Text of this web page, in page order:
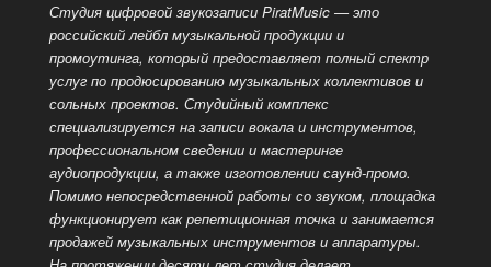
Студия цифровой звукозаписи PiratMusic — это
российский лейбл музыкальной продукции и
промоутинга, который предоставляет полный спектр
услуг по продюсированию музыкальных коллективов и
сольных проектов. Студийный комплекс
специализируется на записи вокала и инструментов,
профессиональном сведении и мастеринге
аудиопродукции, а также изготовлении саунд-промо.
Помимо непосредственной работы со звуком, площадка
функционирует как репетиционная точка и занимается
продажей музыкальных инструментов и аппаратуры.